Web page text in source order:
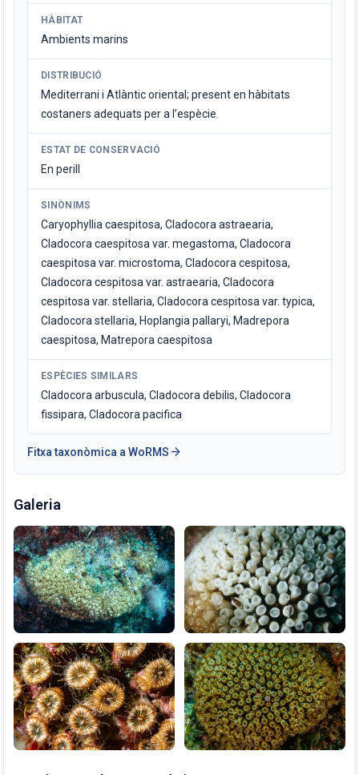
HÀBITAT
Ambients marins
DISTRIBUCIÓ
Mediterrani i Atlàntic oriental; present en hàbitats
costaners adequats per a l’espècie.
ESTAT DE CONSERVACIÓ
En perill
SINÒNIMS
Caryophyllia caespitosa, Cladocora astraearia,
Cladocora caespitosa var. megastoma, Cladocora
caespitosa var. microstoma, Cladocora cespitosa,
Cladocora cespitosa var. astraearia, Cladocora
cespitosa var. stellaria, Cladocora cespitosa var. typica,
Cladocora stellaria, Hoplangia pallaryi, Madrepora
caespitosa, Matrepora caespitosa
ESPÈCIES SIMILARS
Cladocora arbuscula, Cladocora debilis, Cladocora
fissipara, Cladocora pacifica
Fitxa taxonòmica a WoRMS arrow_forward
Galeria